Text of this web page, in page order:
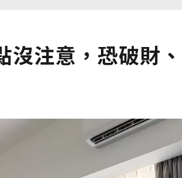
沒注意，恐破財